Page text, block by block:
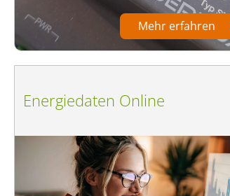
Mehr erfahren
Energiedaten Online